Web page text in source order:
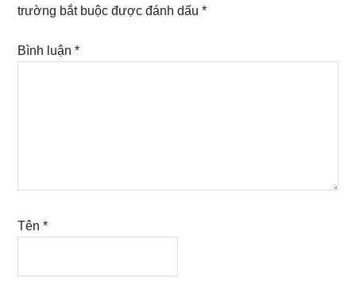
trường bắt buộc được đánh dấu*
Bình luận*
Tên*